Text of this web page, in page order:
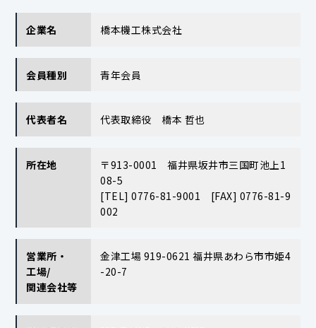
企業名 橋本機工株式会社
会員種別 青年会員
代表者名 代表取締役 橋本 哲也
所在地
〒913-0001 福井県坂井市三国町池上1
08-5
[TEL] 0776-81-9001 [FAX] 0776-81-9
002
営業所・
工場/
関連会社等
金津工場 919-0621 福井県あわら市市姫4
-20-7